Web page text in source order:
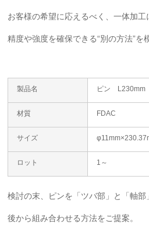
お客様の希望に応えるべく、一体加工
精度や強度を確保できる“別の方法”を
製品名 ピン L230mm
材質 FDAC
サイズ
ロット 1～
検討の末、ピンを「ツバ部」と「軸部
後から組み合わせる方法をご提案。